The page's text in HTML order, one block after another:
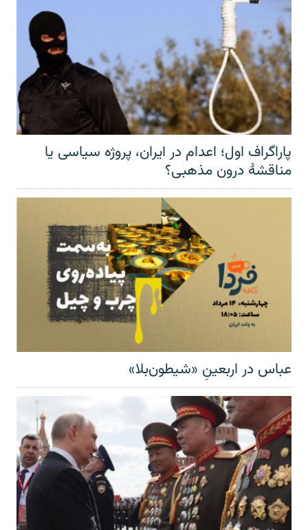
پاراگراف اول؛ اعدام در ایران، پروژه سیاسی یا
مناقشهٔ درون مذهبی؟
عباس در اربعینِ «شیطون‌بلا»